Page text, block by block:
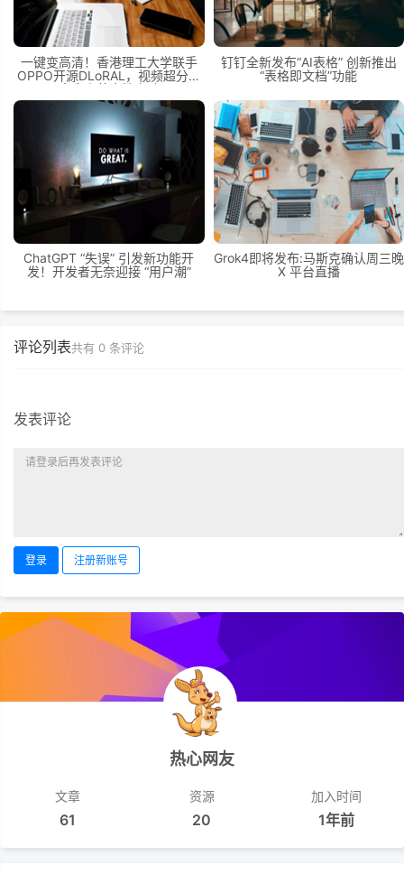
一键变高清！香港理工大学联手
OPPO开源DLoRAL，视频超分辨
率迎来革命性突破
钉钉全新发布“AI表格” 创新推出
“表格即文档”功能
ChatGPT “失误” 引发新功能开
发！开发者无奈迎接 “用户潮”
Grok4即将发布:马斯克确认周三晚
X 平台直播
评论列表共有 0 条评论
发表评论
登录 注册新账号
热心网友
文章
61
资源
20
加入时间
1年前